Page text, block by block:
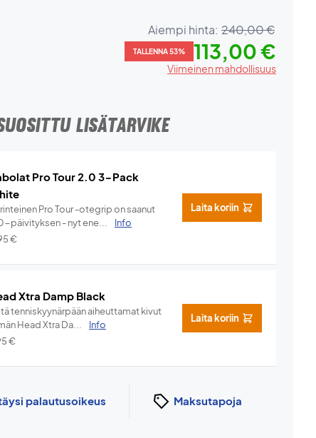
Aiempi hinta: 240,00 €
TALLENNA 53% 113,00 €
Viimeinen mahdollisuus
LISÄTARVIKE
Pro Tour 2.0 3-Pack
Pro Tour -otegrip on saanut
päivityksen - nyt ene...
Info
€
Laita koriin
Xtra Damp Black
tenniskyynärpään aiheuttamat kivut
Head Xtra Da...
Info
€
Laita koriin
palautusoikeus Maksutapoja